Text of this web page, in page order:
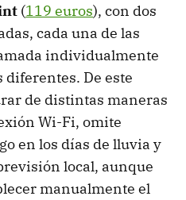
(119 euros), con dos
cada una de las
individualmente
De este
de distintas maneras
Wi-Fi, omite
en los días de lluvia y
local, aunque
manualmente el